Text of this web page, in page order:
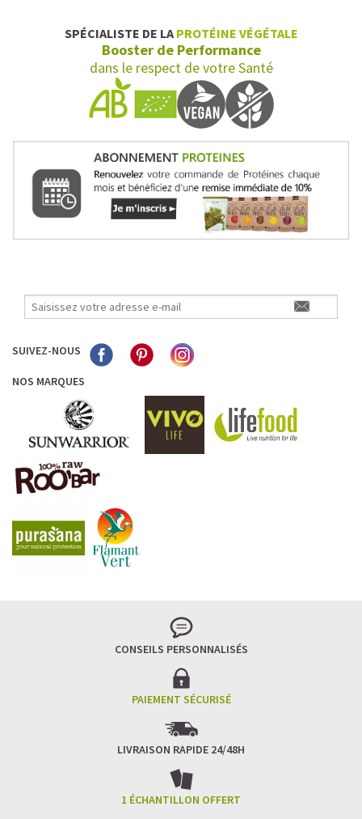
Cacao pur, café expresso et lait végétal fusionnent dans
une boisson veloutée et énergisante.
Une vraie caresse chocolatée, riche en protéines, léger
pour ne jamais peser.
Pour les accros au chocolat qui veulent booster leurs
journées avec goût et équilibre.
Mocha Glacé Protéiné
🍵 MATCHA LATTE GLACÉ
LA FRAÎCHEUR VERTE QUI APAISE L’ESPRIT
Le matcha, ce thé japonais se marie à la douceur du lait
tout en stimulant la concentration.
Un goût légèrement herbacé, addictif et plein de
Idéal pour : recharger ses batteries sans caféine,
hydrater, et retrouver focus et sérénité.
Matcha Latte Glacé Protéiné
SAWONDO RÉINVENTE LE PLAISIR DES CAFÉS GLACÉS
✅ Sans sucre raffiné
SPÉCIALISTE DE LA PROTÉINE VÉGÉTALE
Booster de Performance
dans le respect de votre Santé
SUIVEZ-NOUS
NOS MARQUES
CONSEILS PERSONNALISÉS
PAIEMENT SÉCURISÉ
LIVRAISON RAPIDE 24/48H
1 ÉCHANTILLON OFFERT